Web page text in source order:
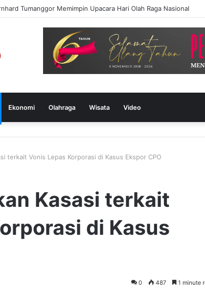
Tumanggor Memimpin Upacara Hari Olah Raga Nasional
Ekonomi Olahraga Wisata Video
terkait Vonis Lepas Korporasi di Kasus Ekspor CPO
Kasasi terkait
di Kasus
0 487 1 minute